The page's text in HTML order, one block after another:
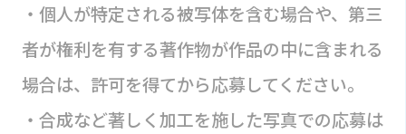
・個人が特定される被写体を含む場合や、第三
者が権利を有する著作物が作品の中に含まれる
場合は、許可を得てから応募してください。
・合成など著しく加工を施した写真での応募は